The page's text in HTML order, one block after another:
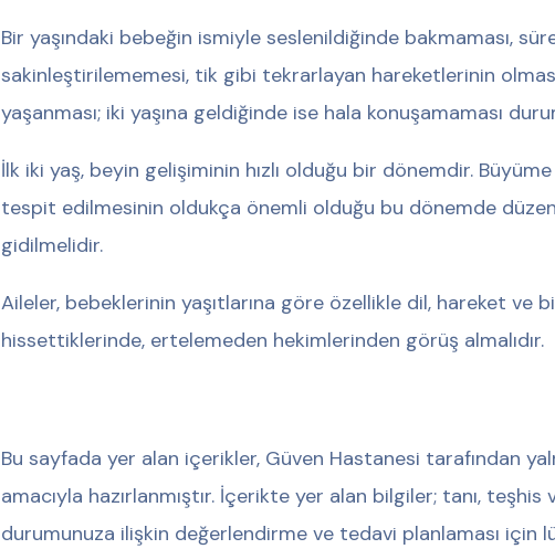
Bir yaşındaki bebeğin ismiyle seslenildiğinde bakmaması,
sakinleştirilememesi, tik gibi tekrarlayan hareketlerinin
yaşanması; iki yaşına geldiğinde ise hala konuşamaması
İlk iki yaş, beyin gelişiminin hızlı olduğu bir dönemdir.
tespit edilmesinin oldukça önemli olduğu bu dönemde
gidilmelidir.
Aileler, bebeklerinin yaşıtlarına göre özellikle dil, hareket ve
hissettiklerinde, ertelemeden hekimlerinden görüş almalıdır.
Bu sayfada yer alan içerikler, Güven Hastanesi tarafından
amacıyla hazırlanmıştır. İçerikte yer alan bilgiler; tanı,
durumunuza ilişkin değerlendirme ve tedavi planlaması için